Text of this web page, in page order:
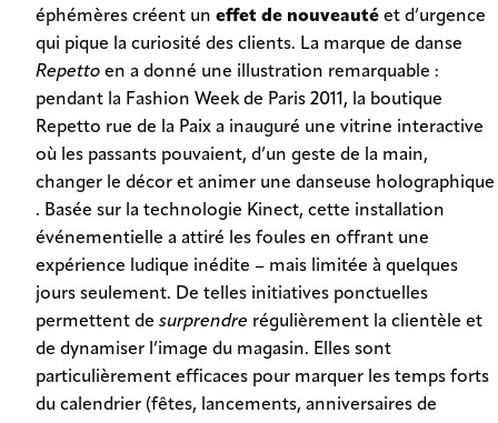
éphémères créent un effet de nouveauté et d’urgence
qui pique la curiosité des clients. La marque de danse
Repetto en a donné une illustration remarquable :
pendant la Fashion Week de Paris 2011, la boutique
Repetto rue de la Paix a inauguré une vitrine interactive
où les passants pouvaient, d’un geste de la main,
changer le décor et animer une danseuse holographique
. Basée sur la technologie Kinect, cette installation
événementielle a attiré les foules en offrant une
expérience ludique inédite – mais limitée à quelques
jours seulement. De telles initiatives ponctuelles
permettent de surprendre régulièrement la clientèle et
de dynamiser l’image du magasin. Elles sont
particulièrement efficaces pour marquer les temps forts
du calendrier (fêtes, lancements, anniversaires de